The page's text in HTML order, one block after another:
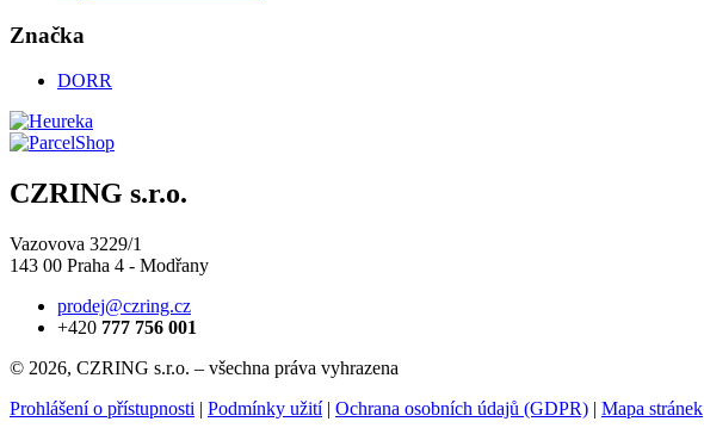
Značka
DORR
CZRING s.r.o.
Vazovova 3229/1
143 00 Praha 4 - Modřany
prodej@czring.cz
+420 777 756 001
© 2026, CZRING s.r.o. – všechna práva vyhrazena
Prohlášení o přístupnosti | Podmínky užití| Ochrana osobních údajů (GDPR) | Mapa stránek